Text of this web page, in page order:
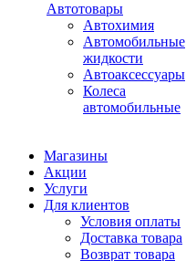
Автотовары
Автохимия
Автомобильные
жидкости
Автоаксессуары
Колеса
автомобильные
Магазины
Акции
Услуги
Для клиентов
Условия оплаты
Доставка товара
Возврат товара